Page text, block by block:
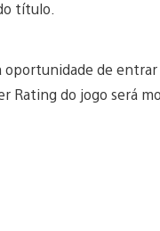
título.
de entrar
do jogo será